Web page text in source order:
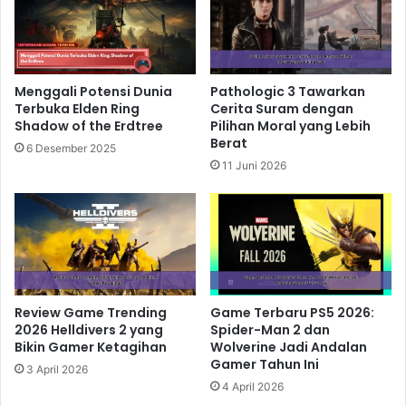
pertempuran. Apakah kamu akan memilih strategi
penyerangan langsung atau pendekatan yang lebih
taktis? Semuanya ada di tanganmu!
Related Articles
Death Stranding 2 Menghadirkan
Kisah Emosional Baru dengan Dunia
yang Lebih Mendalam
12 menit ago
Borderlands 4 Hadir dengan Sistem
Loot Variatif yang Membuka Lebih
Banyak Gaya Bermain
1 hari ago
Battlefield 6 Siap Menghadirkan
Menggali Potensi Dunia
Terbuka Elden Ring
Shadow of the Erdtree
6 Desember 2025
Pathologic 3 Tawarkan
Cerita Suram dengan
Pilihan Moral yang Lebih
Berat
11 Juni 2026
Review Game Trending
2026 Helldivers 2 yang
Bikin Gamer Ketagihan
3 April 2026
Game Terbaru PS5 2026:
Spider-Man 2 dan
Wolverine Jadi Andalan
Gamer Tahun Ini
4 April 2026